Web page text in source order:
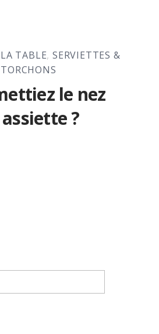
TABLE, SERVIETTES &
TORCHONS
le nez
?